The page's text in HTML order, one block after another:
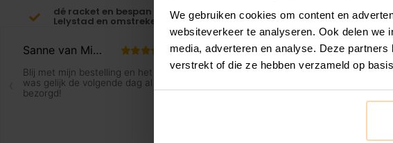
We gebruiken cookies om content en
websiteverkeer te analyseren. Ook delen we
media, adverteren en analyse. Deze
verstrekt of die ze hebben verzameld op
dé racket en bespan specialist van
Lelystad en omstreken